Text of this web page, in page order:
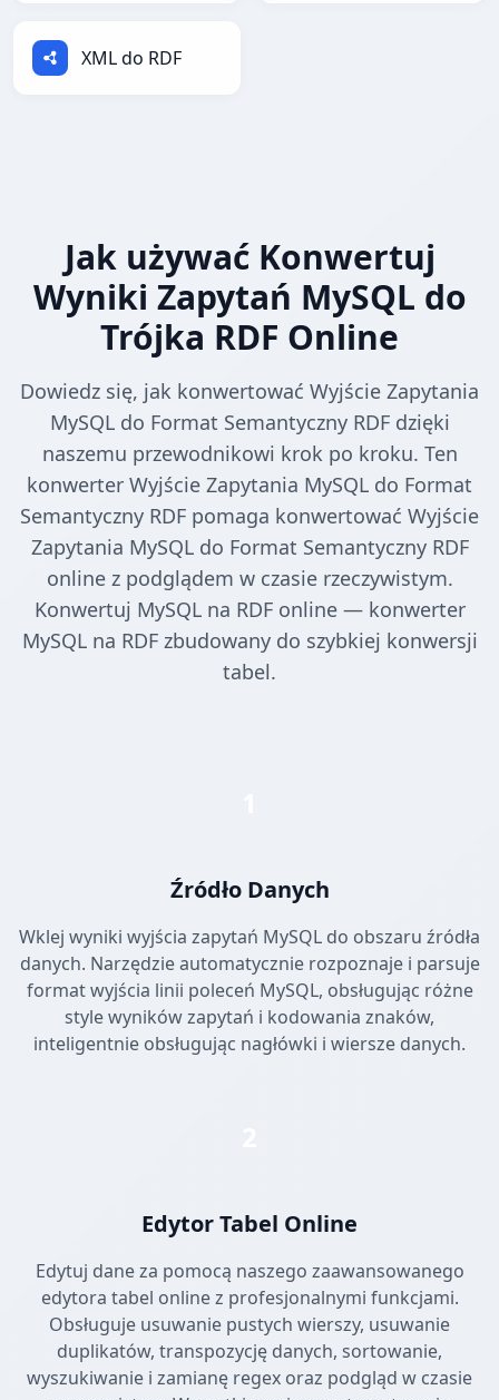
XML do RDF
Jak używać Konwertuj
Wyniki Zapytań MySQL do
Trójka RDF Online
Dowiedz się, jak konwertować Wyjście Zapytania
MySQL do Format Semantyczny RDF dzięki
naszemu przewodnikowi krok po kroku. Ten
konwerter Wyjście Zapytania MySQL do Format
Semantyczny RDF pomaga konwertować Wyjście
Zapytania MySQL do Format Semantyczny RDF
online z podglądem w czasie rzeczywistym.
Konwertuj MySQL na RDF online — konwerter
MySQL na RDF zbudowany do szybkiej konwersji
tabel.
Źródło Danych
Wklej wyniki wyjścia zapytań MySQL do obszaru źródła
danych. Narzędzie automatycznie rozpoznaje i parsuje
format wyjścia linii poleceń MySQL, obsługując różne
style wyników zapytań i kodowania znaków,
inteligentnie obsługując nagłówki i wiersze danych.
Edytor Tabel Online
Edytuj dane za pomocą naszego zaawansowanego
edytora tabel online z profesjonalnymi funkcjami.
Obsługuje usuwanie pustych wierszy, usuwanie
duplikatów, transpozycję danych, sortowanie,
wyszukiwanie i zamianę regex oraz podgląd w czasie